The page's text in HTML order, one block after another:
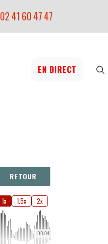
02 41 60 47 47
EN DIRECT
RETOUR
1x 1.5x 2x
00:04